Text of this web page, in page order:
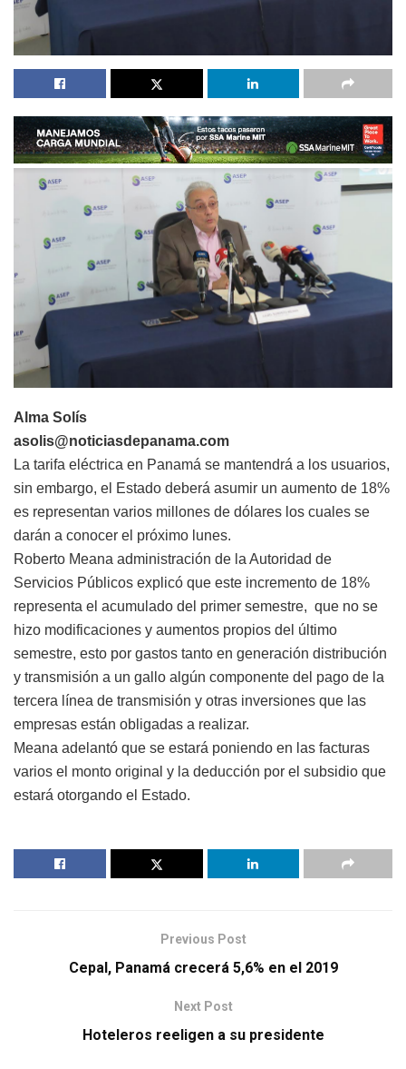
Alma Solís
asolis@noticiasdepanama.com
La tarifa eléctrica en Panamá se mantendrá a los usuarios,
sin embargo, el Estado deberá asumir un aumento de 18%
es representan varios millones de dólares los cuales se
darán a conocer el próximo lunes.
Roberto Meana administración de la Autoridad de
Servicios Públicos explicó que este incremento de 18%
representa el acumulado del primer semestre, que no se
hizo modificaciones y aumentos propios del último
semestre, esto por gastos tanto en generación distribución
y transmisión a un gallo algún componente del pago de la
tercera línea de transmisión y otras inversiones que las
empresas están obligadas a realizar.
Meana adelantó que se estará poniendo en las facturas
varios el monto original y la deducción por el subsidio que
estará otorgando el Estado.
Previous Post
Cepal, Panamá crecerá 5,6% en el 2019
Next Post
Hoteleros reeligen a su presidente